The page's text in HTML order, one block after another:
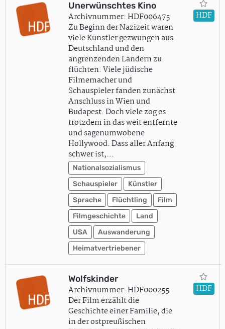
Unerwünschtes Kino
Archivnummer: HDF006475
Zu Beginn der Nazizeit waren
viele Künstler gezwungen aus
Deutschland und den
angrenzenden Ländern zu
flüchten. Viele jüdische
Filmemacher und
Schauspieler fanden zunächst
Anschluss in Wien und
Budapest. Doch viele zog es
trotzdem in das weit entfernte
und sagenumwobene
Hollywood. Dass aller Anfang
schwer ist,…
Nationalsozialismus
Schauspieler
Künstler
Sprache
Flüchtling
Film
Filmgeschichte
Land
USA
Auswanderung
Heimatvertriebener
HDF
Wolfskinder
Archivnummer: HDF000255
Der Film erzählt die
Geschichte einer Familie, die
in der ostpreußischen
HDF